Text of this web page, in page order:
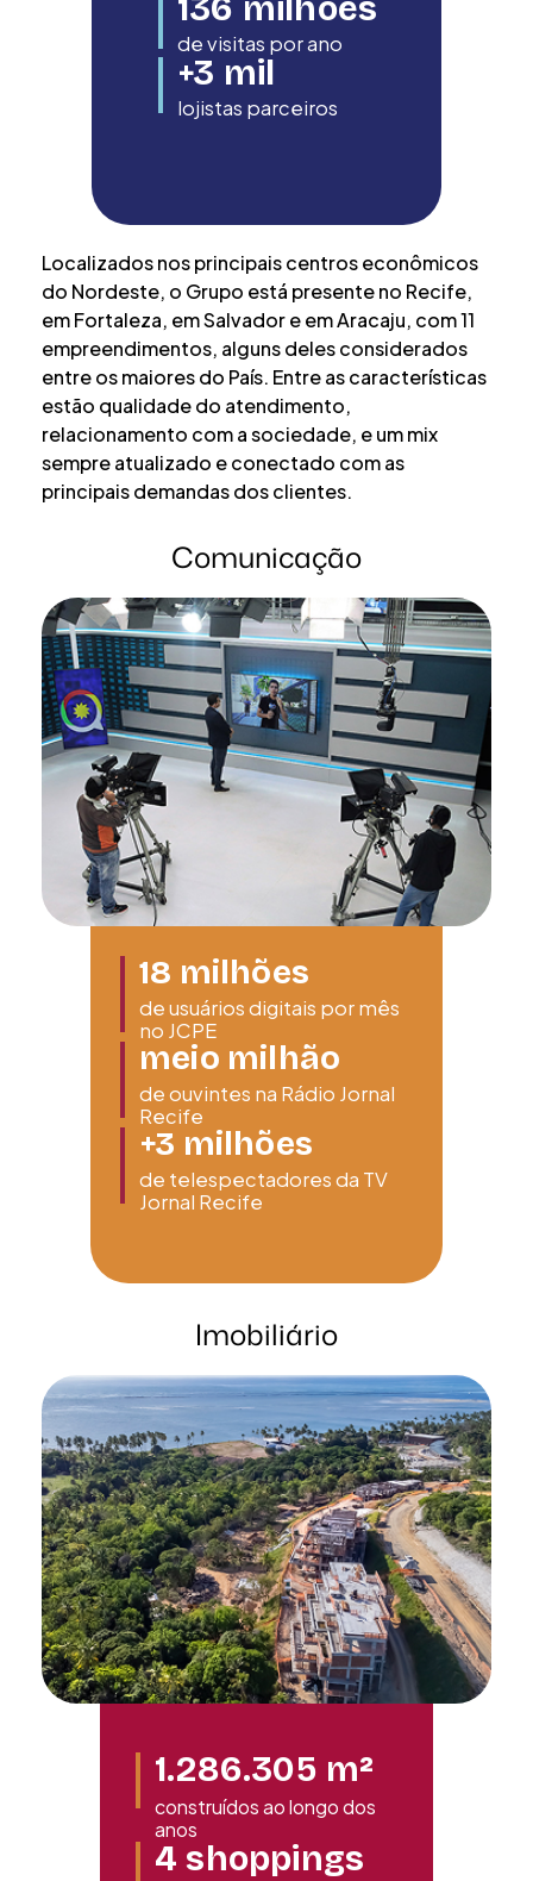
136 milhões
de visitas por ano
+3 mil
lojistas parceiros
Localizados nos principais centros econômicos
do Nordeste, o Grupo está presente no Recife,
em Fortaleza, em Salvador e em Aracaju, com 11
empreendimentos, alguns deles considerados
entre os maiores do País. Entre as características
estão qualidade do atendimento,
relacionamento com a sociedade, e um mix
sempre atualizado e conectado com as
principais demandas dos clientes.
Comunicação
18 milhões
de usuários digitais por mês
no JCPE
meio milhão
de ouvintes na Rádio Jornal
Recife
+3 milhões
de telespectadores da TV
Jornal Recife
Imobiliário
1.286.305 m²
construídos ao longo dos
anos
4 shoppings